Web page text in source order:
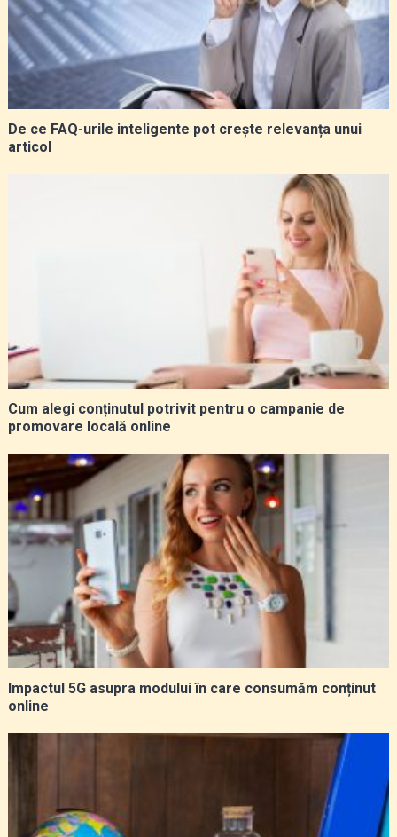
De ce FAQ-urile inteligente pot crește relevanța unui
articol
Cum alegi conținutul potrivit pentru o campanie de
promovare locală online
Impactul 5G asupra modului în care consumăm conținut
online